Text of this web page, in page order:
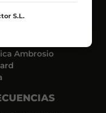
Ambrosio
S.L.